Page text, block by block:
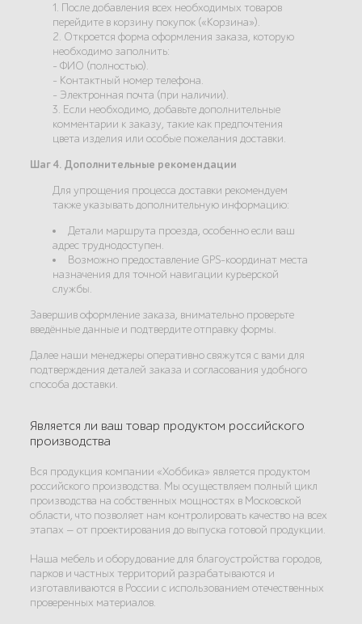
1. После добавления всех необходимых товаров
перейдите в корзину покупок («Корзина»).
2. Откроется форма оформления заказа, которую
необходимо заполнить:
- ФИО (полностью).
- Контактный номер телефона.
- Электронная почта (при наличии).
3. Если необходимо, добавьте дополнительные
комментарии к заказу, такие как предпочтения
цвета изделия или особые пожелания доставки.
Шаг 4. Дополнительные рекомендации
Для упрощения процесса доставки рекомендуем
также указывать дополнительную информацию:
Детали маршрута проезда, особенно если ваш
адрес труднодоступен.
Возможно предоставление GPS-координат места
назначения для точной навигации курьерской
службы.
Завершив оформление заказа, внимательно проверьте
введённые данные и подтвердите отправку формы.
Далее наши менеджеры оперативно свяжутся с вами для
подтверждения деталей заказа и согласования удобного
способа доставки.
Является ли ваш товар продуктом российского
производства
Вся продукция компании «Хоббика» является продуктом
российского производства. Мы осуществляем полный цикл
производства на собственных мощностях в Московской
области, что позволяет нам контролировать качество на всех
этапах — от проектирования до выпуска готовой продукции.
Наша мебель и оборудование для благоустройства городов,
парков и частных территорий разрабатываются и
изготавливаются в России с использованием отечественных
проверенных материалов.